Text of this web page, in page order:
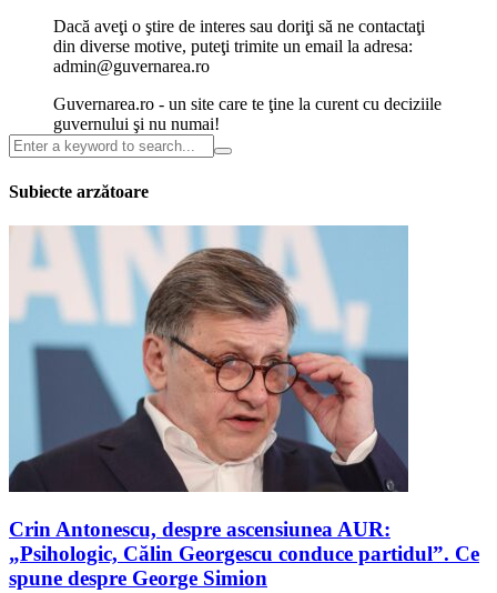
Dacă aveţi o ştire de interes sau doriţi să ne contactaţi
din diverse motive, puteţi trimite un email la adresa:
admin@guvernarea.ro
Guvernarea.ro - un site care te ţine la curent cu deciziile
guvernului şi nu numai!
Subiecte arzătoare
Crin Antonescu, despre ascensiunea AUR:
„Psihologic, Călin Georgescu conduce partidul”. Ce
spune despre George Simion